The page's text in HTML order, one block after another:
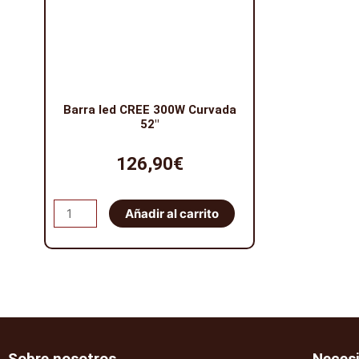
Barra led CREE 300W Curvada
52″
126,90€
Barra
led
CREE
52"
Añadir al carrito